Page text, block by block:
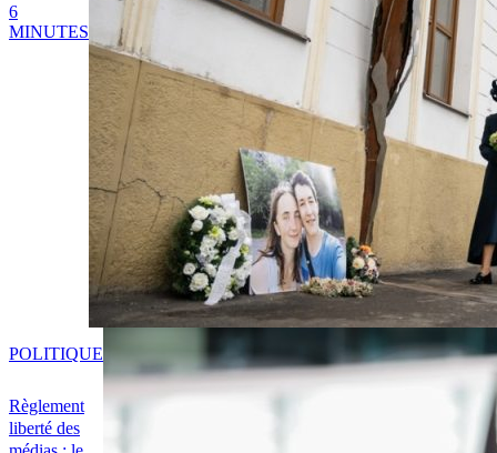
6
MINUTES
Règlement
liberté des
POLITIQUE